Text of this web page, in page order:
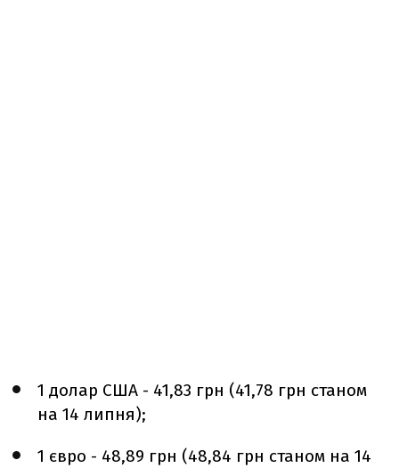
1 долар США - 41,83 грн (41,78 грн станом
на 14 липня);
1 євро - 48,89 грн (48,84 грн станом на 14